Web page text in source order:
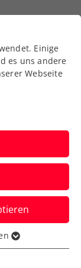
Einige
es uns andere
Webseite